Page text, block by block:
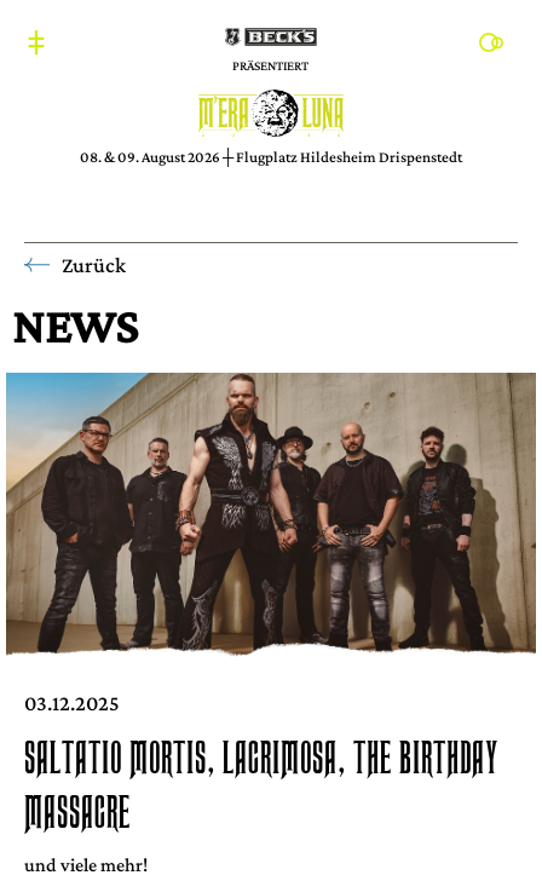
PRÄSENTIERT
08. & 09. August 2026 ┼ Flugplatz Hildesheim Drispenstedt
Zurück
NEWS
03.12.2025
SALTATIO MORTIS, LACRIMOSA, THE BIRTHDAY
MASSACRE
und viele mehr!